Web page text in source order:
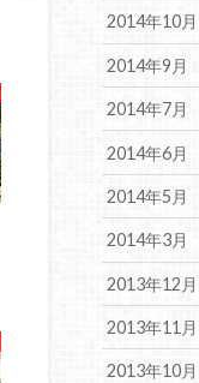
2014年10月
2014年9月
2014年7月
2014年6月
2014年5月
2014年3月
2013年12月
2013年11月
2013年10月